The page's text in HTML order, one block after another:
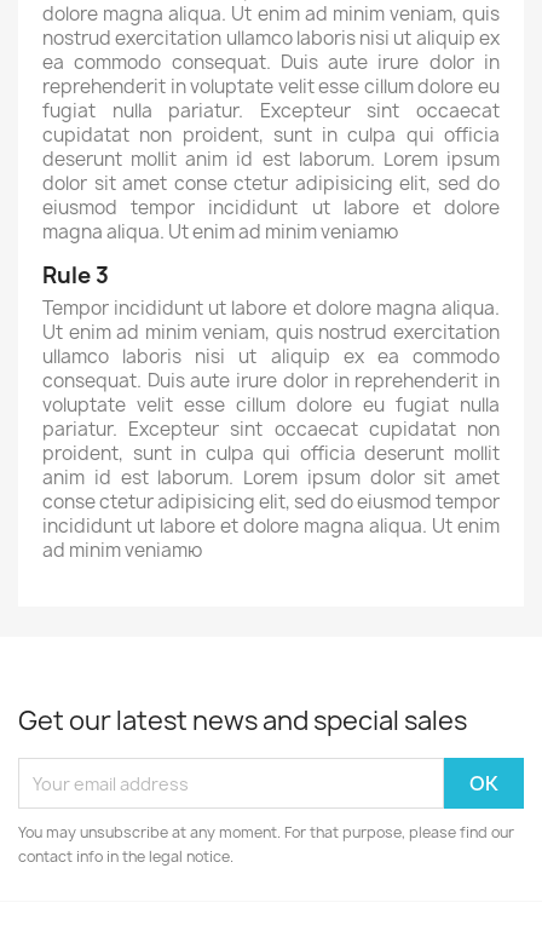
dolore magna aliqua. Ut enim ad minim veniam, quis
nostrud exercitation ullamco laboris nisi ut aliquip ex
ea commodo consequat. Duis aute irure dolor in
reprehenderit in voluptate velit esse cillum dolore eu
fugiat nulla pariatur. Excepteur sint occaecat
cupidatat non proident, sunt in culpa qui officia
deserunt mollit anim id est laborum. Lorem ipsum
dolor sit amet conse ctetur adipisicing elit, sed do
eiusmod tempor incididunt ut labore et dolore
magna aliqua. Ut enim ad minim veniamю
Rule 3
Tempor incididunt ut labore et dolore magna aliqua.
Ut enim ad minim veniam, quis nostrud exercitation
ullamco laboris nisi ut aliquip ex ea commodo
consequat. Duis aute irure dolor in reprehenderit in
voluptate velit esse cillum dolore eu fugiat nulla
pariatur. Excepteur sint occaecat cupidatat non
proident, sunt in culpa qui officia deserunt mollit
anim id est laborum. Lorem ipsum dolor sit amet
conse ctetur adipisicing elit, sed do eiusmod tempor
incididunt ut labore et dolore magna aliqua. Ut enim
ad minim veniamю
Get our latest news and special sales
You may unsubscribe at any moment. For that purpose, please find our
contact info in the legal notice.